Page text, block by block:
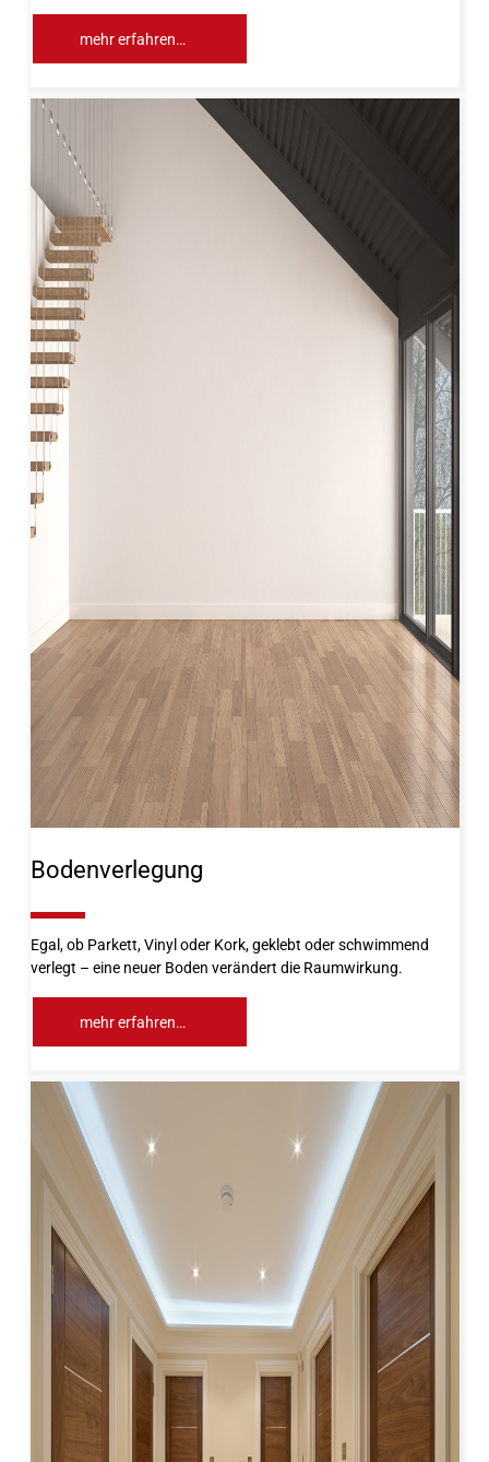
mehr erfahren…
Bodenverlegung
Egal, ob Parkett, Vinyl oder Kork, geklebt oder schwimmend
verlegt – eine neuer Boden verändert die Raumwirkung.
mehr erfahren…